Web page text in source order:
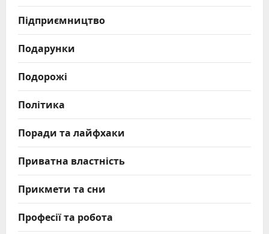
Підприємництво
Подарунки
Подорожі
Політика
Поради та лайфхаки
Приватна властність
Прикмети та сни
Професії та робота